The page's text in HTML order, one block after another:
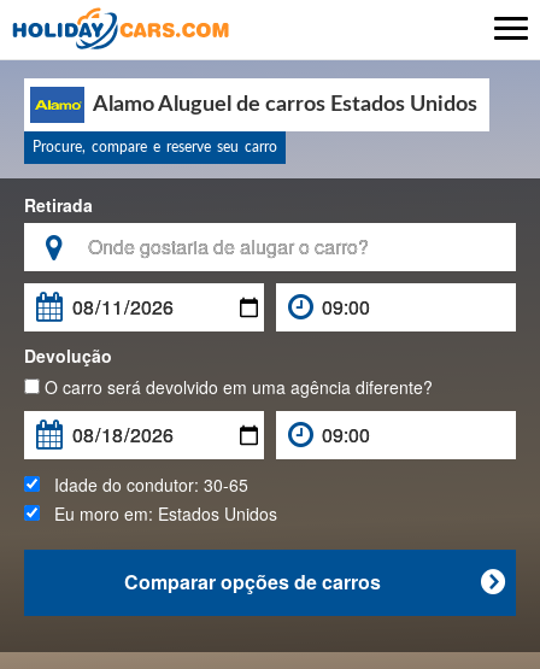
Alamo Aluguel de carros Estados Unidos
Procure, compare e reserve seu carro
Retirada


Devolução
O carro será devolvido em uma agência diferente?
Idade do condutor: 30-65
Eu moro em: Estados Unidos

Comparar opções de carros